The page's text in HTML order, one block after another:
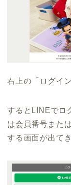
右上の「ログイ
するとLINEでロ
は会員番号また
する画面が出てき